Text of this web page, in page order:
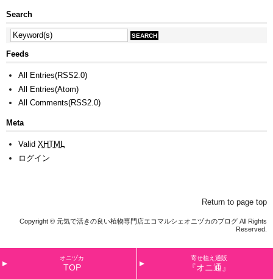
Search
Feeds
All Entries(RSS2.0)
All Entries(Atom)
All Comments(RSS2.0)
Meta
Valid XHTML
ログイン
Return to page top
Copyright © 元気で活きの良い植物専門店エコマルシェオニヅカのブログ All Rights
Reserved.
オニヅカ
TOP
寄せ植え通販
『オニ通』